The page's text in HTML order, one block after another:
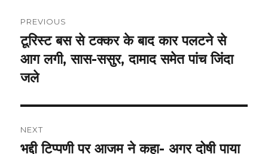
navigation
PREVIOUS
Previous
post:
टूरिस्ट बस से टक्कर के बाद कार पलटने से
आग लगी, सास-ससुर, दामाद समेत पांच जिंदा
जले
NEXT
Next
भद्दी टिप्पणी पर आजम ने कहा- अगर दोषी पाया